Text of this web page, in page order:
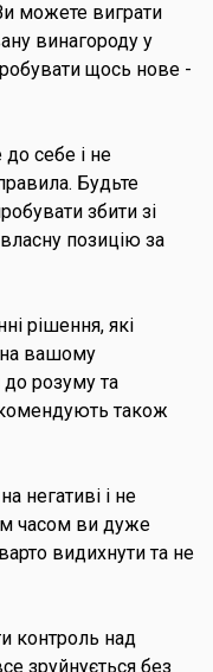
можете виграти
винагороду у
щось нове -
себе і не
Будьте
збити зі
позицію за
рішення, які
на вашому
розуму та
також
негативі і не
часом ви дуже
видихнути та не
контроль над
зруйнується без